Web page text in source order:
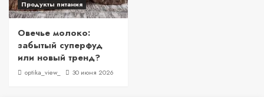
Продукты питания
Овечье молоко:
забытый суперфуд
или новый тренд?
optika_view_ 30 июня 2026